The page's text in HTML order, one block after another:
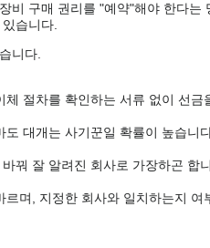
비 구매 권리를 "예약"해야 한다
습니다.
니다.
절차를 확인하는 서류 없이 선금
대개는 사기꾼일 확률이 높습니
꿔 잘 알려진 회사로 가장하곤 합
며, 지정한 회사와 일치하는지 여